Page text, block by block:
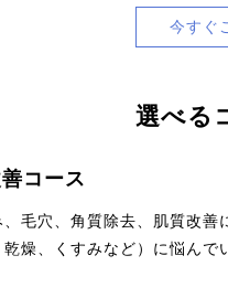
今すぐ
選べる
コース
毛穴、角質除去、肌質改善
燥、くすみなど）に悩んで